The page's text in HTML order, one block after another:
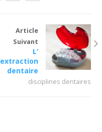
Article
Suivant
L’
extraction
dentaire
disciplines dentaires